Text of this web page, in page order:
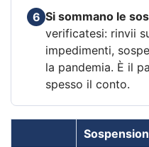
6 Si sommano le
verificatesi: rinvii
impedimenti,
la pandemia. È il
spesso il conto.